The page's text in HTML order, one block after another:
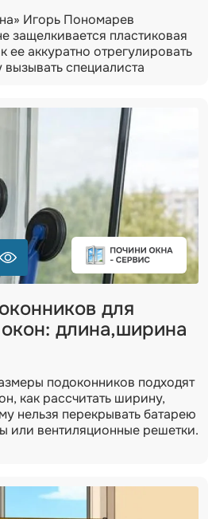
Игорь Пономарев
защелкивается пластиковая
ее аккуратно отрегулировать
вызывать специалиста
для
длина,ширина
подоконников подходят
как рассчитать ширину,
нельзя перекрывать батарею
или вентиляционные решетки.